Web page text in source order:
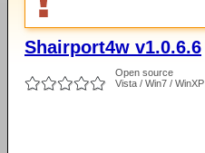
Shairport4w v1.0.6.6
Open source
Vista / Win7 / WinXP